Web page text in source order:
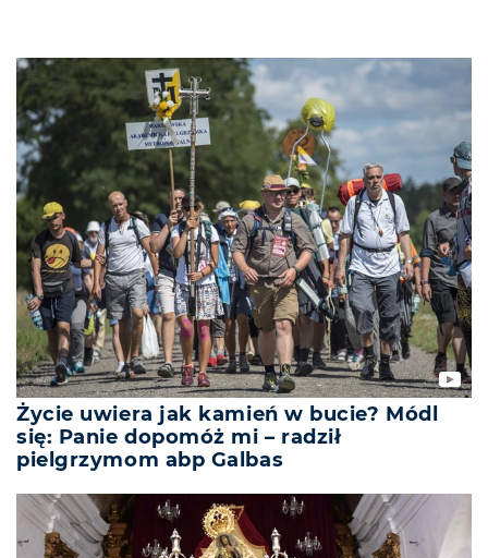
Życie uwiera jak kamień w bucie? Módl
się: Panie dopomóż mi – radził
pielgrzymom abp Galbas